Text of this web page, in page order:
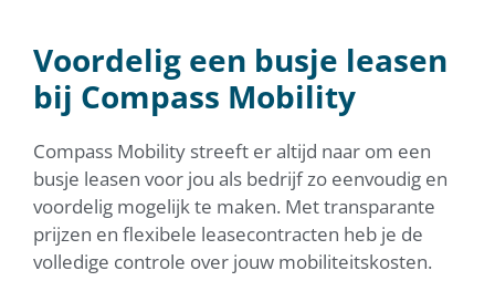
Voordelig een busje leasen
bij Compass Mobility
Compass Mobility streeft er altijd naar om een
busje leasen voor jou als bedrijf zo eenvoudig en
voordelig mogelijk te maken. Met transparante
prijzen en flexibele leasecontracten heb je de
volledige controle over jouw mobiliteitskosten.